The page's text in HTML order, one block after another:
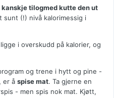
kanskje tilogmed kutte den ut
sunt (!) nivå kalorimessig i
i overskudd på kalorier, og
og trene i hytt og pine -
er å spise mat. Ta gjerne en
- men spis nok mat. Kjøtt,